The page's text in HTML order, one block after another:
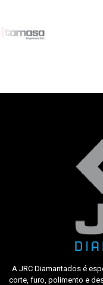
A JRC Diamantados é
corte, furo, polimento e